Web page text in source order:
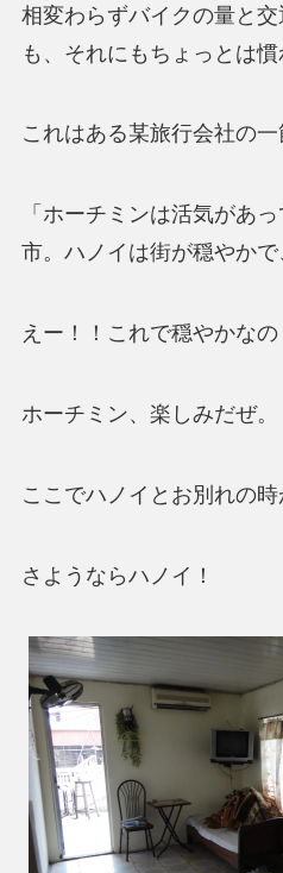
相変わらずバイクの量と
も、それにもちょっとは慣
これはある某旅行会社の一
「ホーチミンは活気があ
市。ハノイは街が穏やかで
えー！！これで穏やかなの
ホーチミン、楽しみだぜ。
ここでハノイとお別れの時
さようならハノイ！